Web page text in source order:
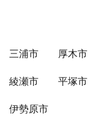
三浦市 厚木市
綾瀬市 平塚市
伊勢原市